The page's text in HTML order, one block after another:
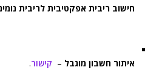
חישוב ריבית אפקטיבית לריבית
איתור חשבון מוגבל – קישור.